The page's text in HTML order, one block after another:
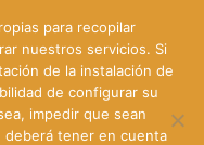
para recopilar
nuestros servicios. Si
de la instalación de
de configurar su
impedir que sean
deberá tener en cuenta